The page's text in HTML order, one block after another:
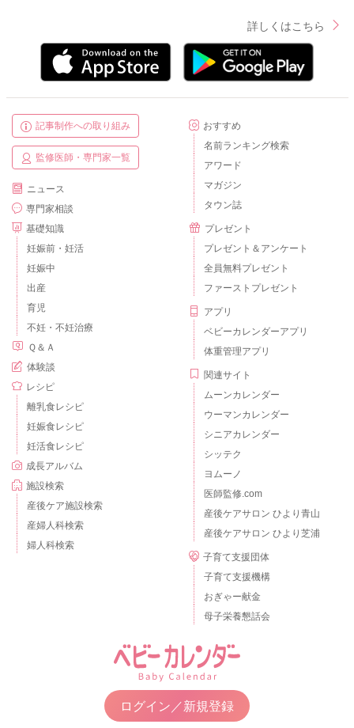
詳しくはこちら
記事制作への取り組み
監修医師・専門家一覧
ニュース
専門家相談
基礎知識
妊娠前・妊活
妊娠中
出産
育児
不妊・不妊治療
Ｑ＆Ａ
体験談
レシピ
離乳食レシピ
妊娠食レシピ
妊活食レシピ
成長アルバム
施設検索
産後ケア施設検索
産婦人科検索
婦人科検索
おすすめ
名前ランキング検索
アワード
マガジン
タウン誌
プレゼント
プレゼント＆アンケート
全員無料プレゼント
ファーストプレゼント
アプリ
ベビーカレンダーアプリ
体重管理アプリ
関連サイト
ムーンカレンダー
ウーマンカレンダー
シニアカレンダー
シッテク
ヨムーノ
医師監修.com
産後ケアサロン ひより青山
産後ケアサロン ひより芝浦
子育て支援団体
子育て支援機構
おぎゃー献金
母子栄養懇話会
ログイン／新規登録